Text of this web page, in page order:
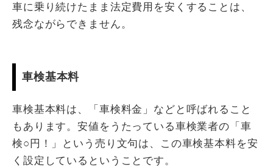
車に乗り続けたまま法定費用を安くすることは、
残念ながらできません。
車検基本料
車検基本料は、「車検料金」などと呼ばれること
もあります。安値をうたっている車検業者の「車
検○円！」という売り文句は、この車検基本料を安
く設定しているということです。